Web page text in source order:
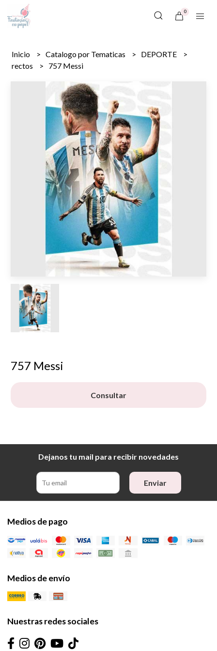
0
Inicio Catalogo por Tematicas
DEPORTE
rectos
757 Messi
757 Messi
Consultar
Dejanos tu mail para recibir novedades
Enviar
Medios de pago
Medios de envío
Nuestras redes sociales